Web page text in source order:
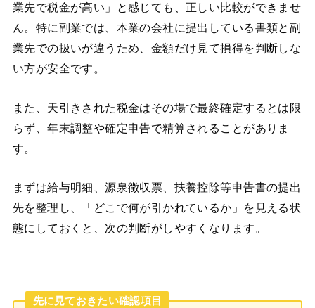
業先で税金が高い」と感じても、正しい比較ができませ
ん。特に副業では、本業の会社に提出している書類と副
業先での扱いが違うため、金額だけ見て損得を判断しな
い方が安全です。
また、天引きされた税金はその場で最終確定するとは限
らず、年末調整や確定申告で精算されることがありま
す。
まずは給与明細、源泉徴収票、扶養控除等申告書の提出
先を整理し、「どこで何が引かれているか」を見える状
態にしておくと、次の判断がしやすくなります。
先に見ておきたい確認項目